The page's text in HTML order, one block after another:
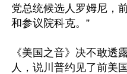
党总统候选人罗姆尼，
和参议院科克。”
《美国之音》决不敢透
人，说川普约见了前美